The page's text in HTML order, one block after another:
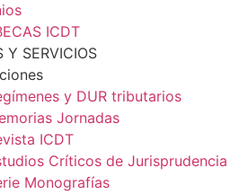
ICDT
Y SERVICIOS
y DUR tributarios
Jornadas
ICDT
Críticos de Jurisprudencia
Monografías